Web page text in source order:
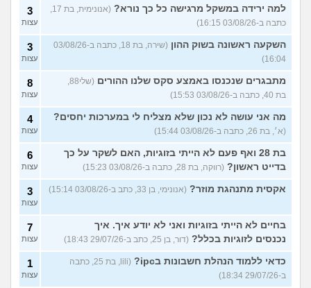
למה ירידה במשקל מרגישה כל כך נורא?
(אנונימית, בת 17,
כתבה ב-03/08/26 16:15)
3
עצות
השקעה ראשונה בשוק ההון
(שירה, בת 18, כתבה ב-03/08/26
16:04)
3
עצות
מתבגרים שנכנסו באמצע סקס שלנו ההורים
(שלי88,
בת 40, כתבה ב-03/08/26 15:53)
8
עצות
מה אני עושה לא נכון שלא מצליח לי במערכות יחסים?
(א׳, בת 26, כתבה ב-03/08/26 15:44)
4
עצות
בת 28 ואף פעם לא הייתי בזוגיות, האם לשקר על כך
בדייט ראשון? (רווקה, בת 28, כתבה ב-03/08/26 15:23)
6
עצות
אקסית מתנהגת מוזר? (אנונימי, בן 33, כתב ב-03/08/26 15:14) 3
עצות
בחיים לא הייתי בזוגיות ואני לא יודע איך. איך
נכנסים לזוגיות בכלל? (דור, בן 25, כתב ב-29/07/26 18:43)
7
עצות
כדאי ללמוד הנהלת חשבונות בipc?
(lili, בת 25, כתבה
ב-29/07/26 18:34)
1
עצות